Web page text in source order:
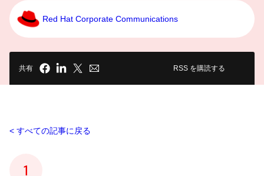
だ
Red Hat Corporate Communications
共有 RSS を購読する
すべての記事に戻る